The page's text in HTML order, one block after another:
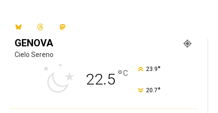
GENOVA
Cielo Sereno
22.5 °C 23.9°
20.7°